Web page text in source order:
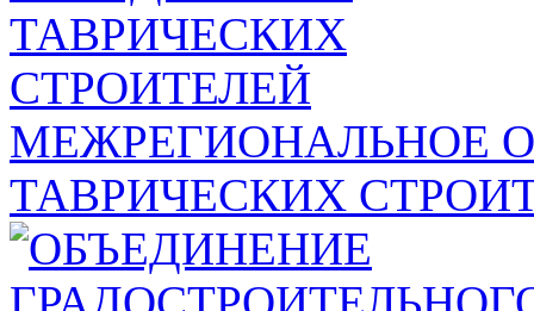
МЕЖРЕГИОНАЛЬНОЕ
ТАВРИЧЕСКИХ